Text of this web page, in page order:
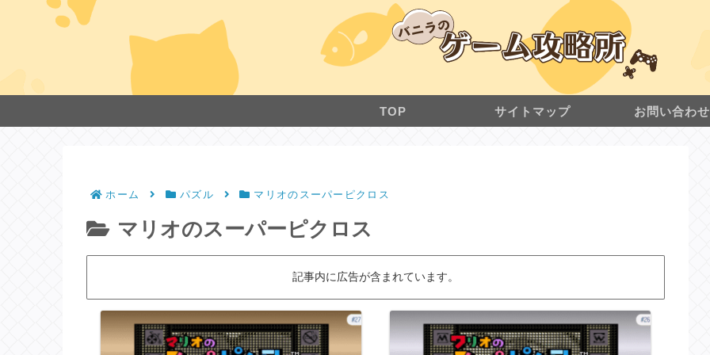
TOP サイトマップ お問い合わせ
ホーム パズル マリオのスーパーピクロス
マリオのスーパーピクロス
記事内に広告が含まれています。